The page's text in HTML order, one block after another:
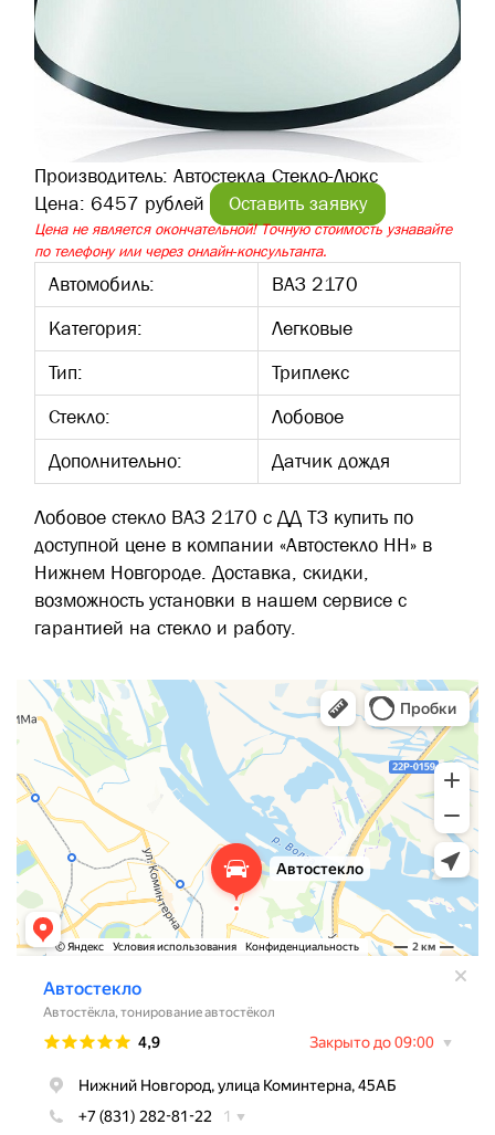
Производитель: Автостекла Стекло-Люкс
Цена: 6457 рублей Оставить заявку
Цена не является окончательной! Точную стоимость узнавайте
по телефону или через онлайн-консультанта.
Автомобиль:
ВАЗ 2170
Категория:
Легковые
Тип:
Триплекс
Стекло:
Лобовое
Дополнительно:
Датчик дождя
Лобовое стекло ВАЗ 2170 с ДД ТЗ купить по
доступной цене в компании «Автостекло НН» в
Нижнем Новгороде. Доставка, скидки,
возможность установки в нашем сервисе с
гарантией на стекло и работу.